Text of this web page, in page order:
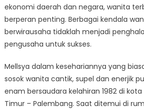
ekonomi daerah dan negara, wanita
berperan penting. Berbagai kendala
berwirausaha tidaklah menjadi
pengusaha untuk sukses.
Mellsya dalam kesehariannya yang
sosok wanita cantik, supel dan enerjik
enam bersaudara kelahiran 1982 di
Timur – Palembang. Saat ditemui di